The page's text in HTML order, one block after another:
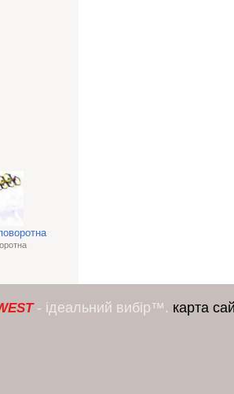
- ідеальний вибір™. карта